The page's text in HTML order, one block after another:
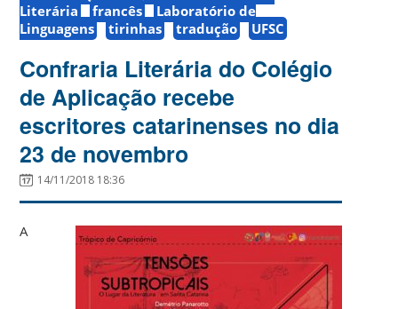
Literária
francês
Laboratório de
Linguagens
tirinhas tradução UFSC
Confraria Literária do Colégio
de Aplicação recebe
escritores catarinenses no dia
23 de novembro
14/11/2018 18:36
A